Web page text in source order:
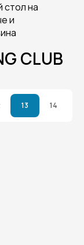
стол на
и
CLUB
13 14